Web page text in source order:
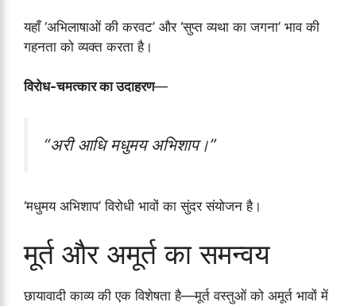
यहाँ ‘अभिलाषाओं की करवट’ और ‘सुप्त व्यथा का जगना’ भाव की
गहनता को व्यक्त करता है।
विरोध-चमत्कार का उदाहरण—
“अरी आधि मधुमय अभिशाप।”
‘मधुमय अभिशाप’ विरोधी भावों का सुंदर संयोजन है।
मूर्त और अमूर्त का समन्वय
छायावादी काव्य की एक विशेषता है—मूर्त वस्तुओं को अमूर्त भावों में